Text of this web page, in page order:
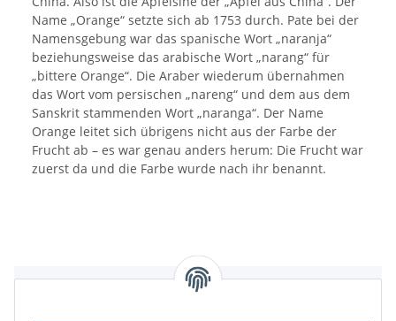
Name „Orange“ setzte sich ab 1753 durch. Pate bei der
Namensgebung war das spanische Wort „naranja“
beziehungsweise das arabische Wort „narang“ für
„bittere Orange“. Die Araber wiederum übernahmen
das Wort vom persischen „nareng“ und dem aus dem
Sanskrit stammenden Wort „naranga“. Der Name
Orange leitet sich übrigens nicht aus der Farbe der
Frucht ab – es war genau anders herum: Die Frucht war
zuerst da und die Farbe wurde nach ihr benannt.